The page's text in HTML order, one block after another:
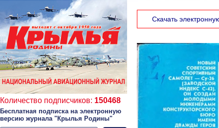
Количество подписчиков: 150468
Бесплатная подписка на электронную
версию журнала "Крылья Родины"
Скачать